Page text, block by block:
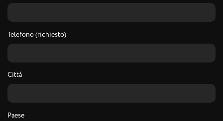
Telefono (richiesto)
Città
Paese